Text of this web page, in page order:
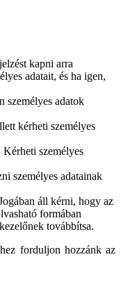
kapni arra
adatait, és ha igen,
személyes adatok
kérheti személyes
Kérheti személyes
személyes adatainak
áll kérni, hogy az
formában
továbbítsa.
forduljon hozzánk az